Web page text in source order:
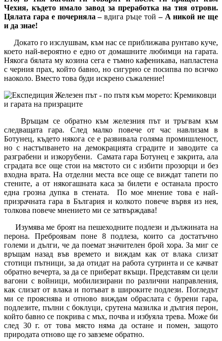
Чехия, където имало завод за преработка на тия отрови.
Цялата гара е почерняла –вдига ръце той– А никой не ще
и да знае!
Докато го изслушвам, към нас се приближава рунтаво куче,
което най-вероятно е едно от домашните любимци на гарата.
Някога бялата му козина сега е тъмно кафеникава, напластена
с черния прах, който бавно, но сигурно се посипва по всичко
наоколо. Вместо това буди искрено съжаление!
Връщам се обратно към железния път и тръгвам към
следващата гара. След малко повече от час навлизам в
Ботунец, където някога се е развивала голяма промишленост,
но с настъпването на демокрацията сградите и заводите са
разграбени и изкорубени. Самата гара Ботунец е закрита, ала
сградата все още стои на мястото си с избити прозорци и без
входна врата. На отделни места все още се виждат тапети по
стените, а от някогашната каса за билети е останала просто
една грозна дупка в стената. По мое мнение това е най-
призрачната гара в България и колкото повече вървя из нея,
толкова повече мнението ми се затвърждава!
Изумява ме броят на пешеходните подлези и дължината на
перона. Преброявам поне 8 подлеза, които са достатъчно
големи и дълги, че да поемат значителен брой хора. За миг се
връщам назад във времето и виждам как от влака слизат
стотици пътници, за да отидат на работа сутринта и се качват
обратно вечерта, за да се приберат вкъщи. Представям си цели
вагони с войници, мобилизирани по различни направления,
как слизат от влака и потъват в широките подлези. Погледът
ми се прояснява и отново виждам обраслата с бурени гара,
подлезите, пълни с боклуци, срутена мазилка и дългия перон,
който бавно се покрива с мъх, почва и избуяла трева. Може би
след 30 г. от това място няма да остане и помен, защото
природата отново ще го завземе обратно.